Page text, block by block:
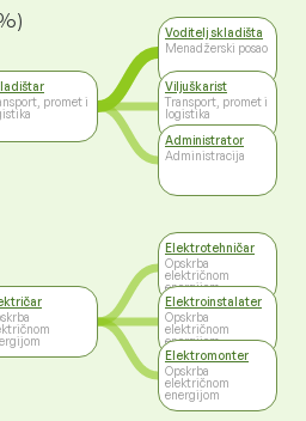
promet i
Voditelj skladišta
Menadžerski posao
Viljuškarist
Transport, promet i
logistika
Administrator
Administracija
Elektrotehničar
Opskrba
električnom
energijom
Elektroinstalater
Opskrba
električnom
energijom
Elektromonter
Opskrba
električnom
energijom